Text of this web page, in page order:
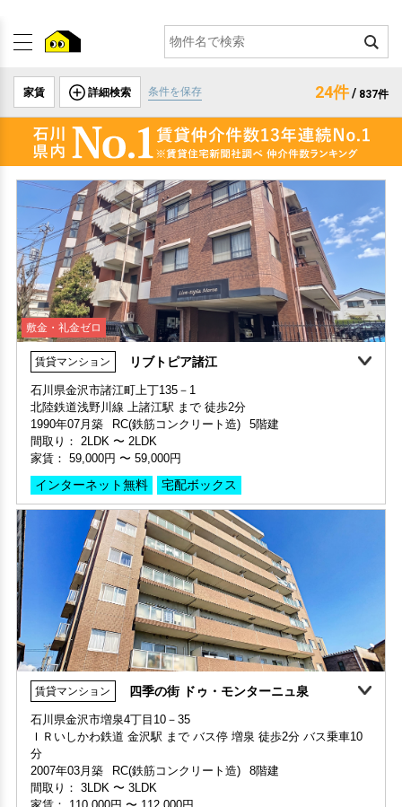
家賃 詳細検索
敷金・礼金ゼロ
賃貸マンション リブトピア諸江
石川県金沢市諸江町上丁135－1
北陸鉄道浅野川線 上諸江駅 まで 徒歩2分
1990年07月築
RC(鉄筋コンクリート造)
間取り：2LDK 〜 2LDK
家賃： 59,000円 〜 59,000円
インターネット無料 宅配ボックス
敷金・礼金ゼロ
部屋号数 407号室
家賃 59,000円・共益費 5,000円
階数 4階
間取り 2LDK・専有面積 63.4㎡
敷金 - ・礼金 -
賃貸マンション 四季の街 ドゥ・モンターニュ泉
石川県金沢市増泉4丁目10－35
ＩＲいしかわ鉄道 金沢駅 まで バス停 増泉 徒歩2分 バス乗車10
分
2007年03月築
間取り：3LDK 〜 3LDK
家賃： 110,000円 〜 112,000円